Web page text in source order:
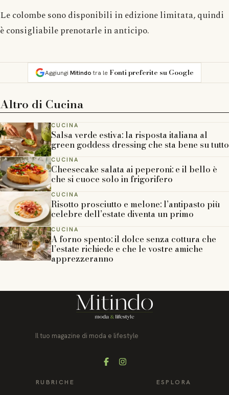
Le colombe sono disponibili in edizione limitata, quindi
è consigliabile prenotarle in anticipo.
Aggiungi Mitindotra le Fonti preferite su Google
Altro di Cucina
CUCINA
Salsa verde estiva: la risposta italiana al
green goddess dressing che sta bene su tutto
CUCINA
Cheesecake salata ai peperoni: e il bello è
che si cuoce solo in frigorifero
CUCINA
Risotto prosciutto e melone: l’antipasto più
celebre dell’estate diventa un primo
CUCINA
A forno spento: il dolce senza cottura che
l’estate richiede e che le vostre amiche
apprezzeranno
Il tuo magazine di moda e lifestyle
FacebookInstagram
RUBRICHE ESPLORA